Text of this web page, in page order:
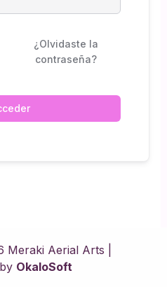
¿Olvidaste la
contraseña?
Aerial Arts |
OkaloSoft